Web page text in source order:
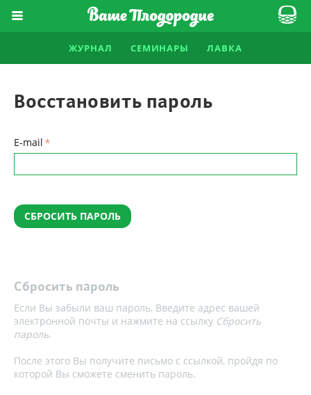
ЖУРНАЛ СЕМИНАРЫ ЛАВКА
Восстановить пароль
E-mail
СБРОСИТЬ ПАРОЛЬ
Сбросить пароль
Если Вы забыли ваш пароль, Введите адрес вашей
электронной почты и нажмите на ссылку Сбросить
пароль.
После этого Вы получите письмо с ссылкой, пройдя по
которой Вы сможете сменить пароль.